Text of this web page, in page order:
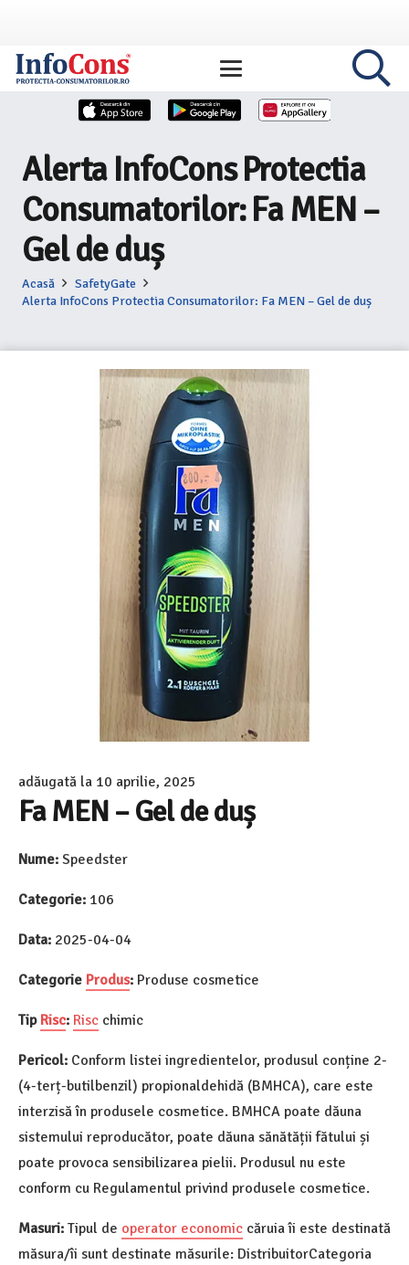
Alerta InfoCons Protectia
Consumatorilor: Fa MEN –
Gel de duș
Acasă
SafetyGate
Alerta InfoCons Protectia Consumatorilor: Fa MEN – Gel de duș
adăugată la 10 aprilie, 2025
Fa MEN – Gel de duș
Nume: Speedster
Categorie: 106
Data: 2025-04-04
Categorie Produs: Produse cosmetice
Tip Risc: Risc chimic
Pericol: Conform listei ingredientelor, produsul conține 2-
(4-terț-butilbenzil) propionaldehidă (BMHCA), care este
interzisă în produsele cosmetice. BMHCA poate dăuna
sistemului reproducător, poate dăuna sănătății fătului și
poate provoca sensibilizarea pielii. Produsul nu este
conform cu Regulamentul privind produsele cosmetice.
Masuri: Tipul de operator economic căruia îi este destinată
măsura/îi sunt destinate măsurile: DistribuitorCategoria